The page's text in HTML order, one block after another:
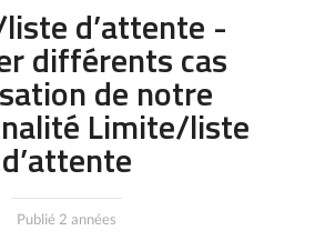
d’attente -
différents cas
de notre
Limite/liste
d’attente
Publié 2 années